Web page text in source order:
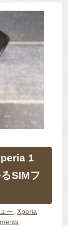
1
SIMフ
ー ,Xperia